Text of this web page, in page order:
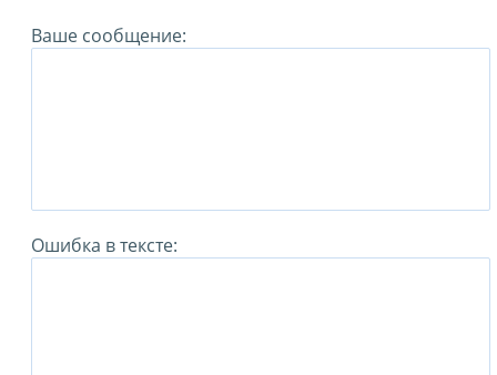
Ваше сообщение:
Ошибка в тексте: